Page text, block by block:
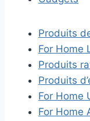
Produits
For Home
Produits
Produits
For Home
For Home